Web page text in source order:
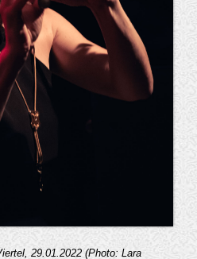
29.01.2022 (Photo: Lara